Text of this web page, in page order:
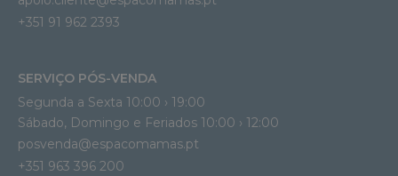
+351 91 962 2393
SERVIÇO PÓS-VENDA
Segunda a Sexta 10:00 › 19:00
Sábado, Domingo e Feriados 10:00 › 12:00
posvenda@espacomamas.pt
+351 963 396 200